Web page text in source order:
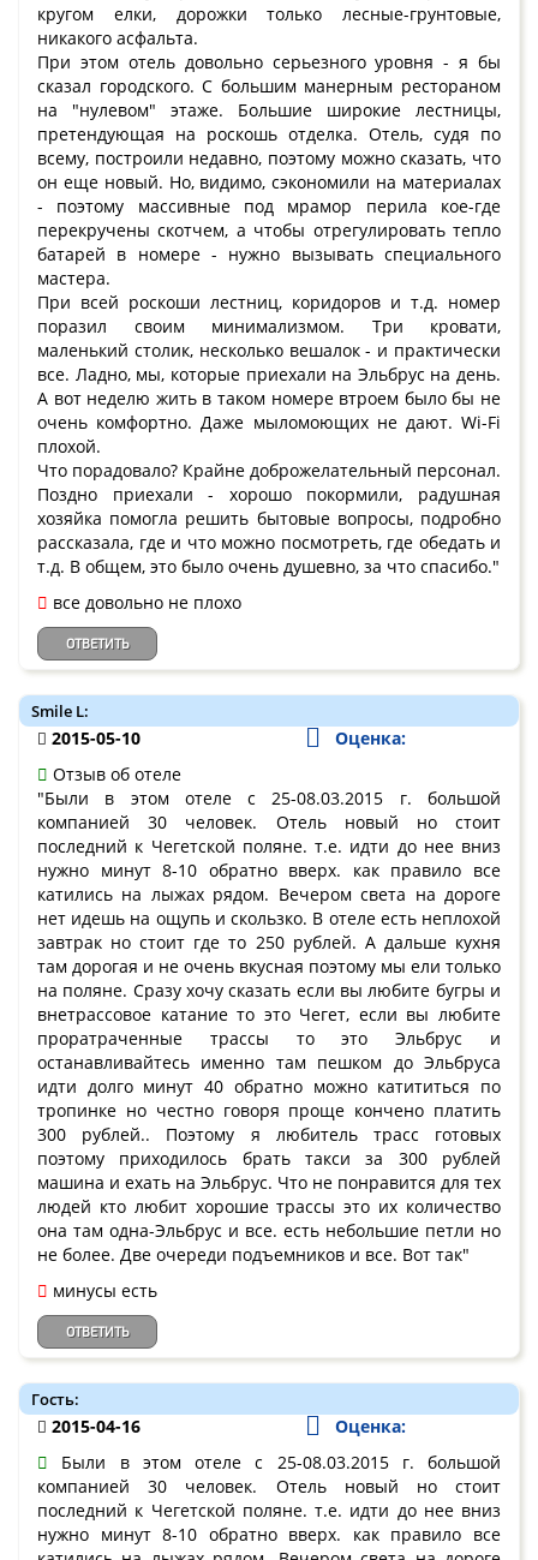
кругом елки, дорожки только лесные-грунтовые,
никакого асфальта.
При этом отель довольно серьезного уровня - я бы
сказал городского. С большим манерным рестораном
на "нулевом" этаже. Большие широкие лестницы,
претендующая на роскошь отделка. Отель, судя по
всему, построили недавно, поэтому можно сказать, что
он еще новый. Но, видимо, сэкономили на материалах
- поэтому массивные под мрамор перила кое-где
перекручены скотчем, а чтобы отрегулировать тепло
батарей в номере - нужно вызывать специального
мастера.
При всей роскоши лестниц, коридоров и т.д. номер
поразил своим минимализмом. Три кровати,
маленький столик, несколько вешалок - и практически
все. Ладно, мы, которые приехали на Эльбрус на день.
А вот неделю жить в таком номере втроем было бы не
очень комфортно. Даже мыломоющих не дают. Wi-Fi
плохой.
Что порадовало? Крайне доброжелательный персонал.
Поздно приехали - хорошо покормили, радушная
хозяйка помогла решить бытовые вопросы, подробно
рассказала, где и что можно посмотреть, где обедать и
т.д. В общем, это было очень душевно, за что спасибо."
все довольно не плохо
ОТВЕТИТЬ
Smile L:
2015-05-10
Оценка:
Отзыв об отеле
"Были в этом отеле с 25-08.03.2015 г. большой
компанией 30 человек. Отель новый но стоит
последний к Чегетской поляне. т.е. идти до нее вниз
нужно минут 8-10 обратно вверх. как правило все
катились на лыжах рядом. Вечером света на дороге
нет идешь на ощупь и скользко. В отеле есть неплохой
завтрак но стоит где то 250 рублей. А дальше кухня
там дорогая и не очень вкусная поэтому мы ели только
на поляне. Сразу хочу сказать если вы любите бугры и
внетрассовое катание то это Чегет, если вы любите
проратраченные трассы то это Эльбрус и
останавливайтесь именно там пешком до Эльбруса
идти долго минут 40 обратно можно катититься по
тропинке но честно говоря проще кончено платить
300 рублей.. Поэтому я любитель трасс готовых
поэтому приходилось брать такси за 300 рублей
машина и ехать на Эльбрус. Что не понравится для тех
людей кто любит хорошие трассы это их количество
она там одна-Эльбрус и все. есть небольшие петли но
не более. Две очереди подъемников и все. Вот так"
минусы есть
ОТВЕТИТЬ
Гость:
2015-04-16
Оценка:
Были в этом отеле с 25-08.03.2015 г. большой
компанией 30 человек. Отель новый но стоит
последний к Чегетской поляне. т.е. идти до нее вниз
нужно минут 8-10 обратно вверх. как правило все